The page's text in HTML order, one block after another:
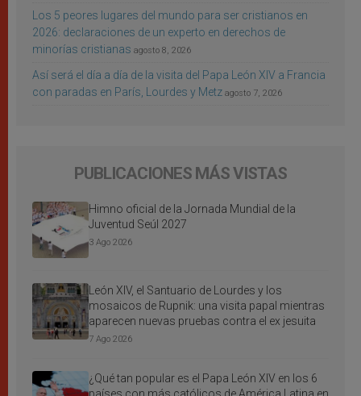
Los 5 peores lugares del mundo para ser cristianos en
2026: declaraciones de un experto en derechos de
minorías cristianas agosto 8, 2026
Así será el día a día de la visita del Papa León XIV a Francia
con paradas en París, Lourdes y Metz agosto 7, 2026
PUBLICACIONES MÁS VISTAS
Himno oficial de la Jornada Mundial de la
Juventud Seúl 2027
3 Ago 2026
León XIV, el Santuario de Lourdes y los
mosaicos de Rupnik: una visita papal mientras
aparecen nuevas pruebas contra el ex jesuita
7 Ago 2026
¿Qué tan popular es el Papa León XIV en los 6